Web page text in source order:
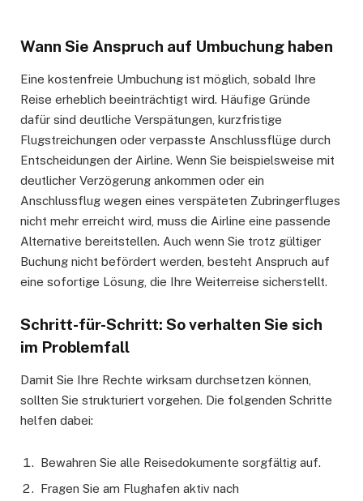
Wann Sie Anspruch auf Umbuchung haben
Eine kostenfreie Umbuchung ist möglich, sobald Ihre
Reise erheblich beeinträchtigt wird. Häufige Gründe
dafür sind deutliche Verspätungen, kurzfristige
Flugstreichungen oder verpasste Anschlussflüge durch
Entscheidungen der Airline. Wenn Sie beispielsweise mit
deutlicher Verzögerung ankommen oder ein
Anschlussflug wegen eines verspäteten Zubringerfluges
nicht mehr erreicht wird, muss die Airline eine passende
Alternative bereitstellen. Auch wenn Sie trotz gültiger
Buchung nicht befördert werden, besteht Anspruch auf
eine sofortige Lösung, die Ihre Weiterreise sicherstellt.
Schritt-für-Schritt: So verhalten Sie sich
im Problemfall
Damit Sie Ihre Rechte wirksam durchsetzen können,
sollten Sie strukturiert vorgehen. Die folgenden Schritte
helfen dabei:
Bewahren Sie alle Reisedokumente sorgfältig auf.
Fragen Sie am Flughafen aktiv nach